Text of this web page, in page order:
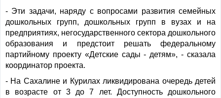
- Эти задачи, наряду с вопросами развития семейных
дошкольных групп, дошкольных групп в вузах и на
предприятиях, негосударственного сектора дошкольного
образования и предстоит решать федеральному
партийному проекту «Детские сады - детям», - сказала
координатор проекта.
- На Сахалине и Курилах ликвидирована очередь детей
в возрасте от 3 до 7 лет. Доступность дошкольного